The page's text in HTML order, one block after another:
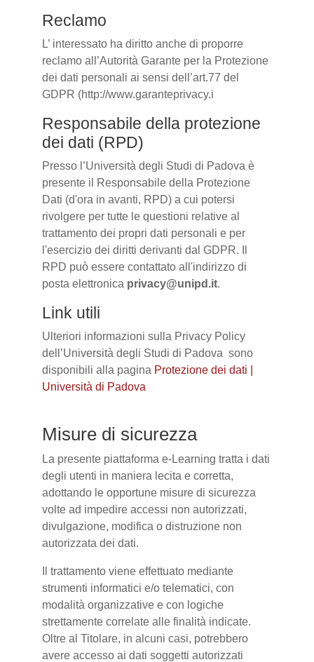
Reclamo
L’ interessato ha diritto anche di proporre
reclamo all’Autorità Garante per la Protezione
dei dati personali ai sensi dell’art.77 del
GDPR (http://www.garanteprivacy.i
Responsabile della protezione
dei dati (RPD)
Presso l’Università degli Studi di Padova è
presente il Responsabile della Protezione
Dati (d'ora in avanti, RPD) a cui potersi
rivolgere per tutte le questioni relative al
trattamento dei propri dati personali e per
l'esercizio dei diritti derivanti dal GDPR. Il
RPD può essere contattato all'indirizzo di
posta elettronica privacy@unipd.it.
Link utili
Ulteriori informazioni sulla Privacy Policy
dell’Università degli Studi di Padova sono
disponibili alla pagina Protezione dei dati |
Università di Padova
Misure di sicurezza
La presente piattaforma e-Learning tratta i dati
degli utenti in maniera lecita e corretta,
adottando le opportune misure di sicurezza
volte ad impedire accessi non autorizzati,
divulgazione, modifica o distruzione non
autorizzata dei dati.
Il trattamento viene effettuato mediante
strumenti informatici e/o telematici, con
modalità organizzative e con logiche
strettamente correlate alle finalità indicate.
Oltre al Titolare, in alcuni casi, potrebbero
avere accesso ai dati soggetti autorizzati